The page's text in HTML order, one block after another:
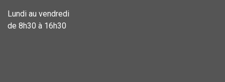
Lundi au vendredi
de 8h30 à 16h30